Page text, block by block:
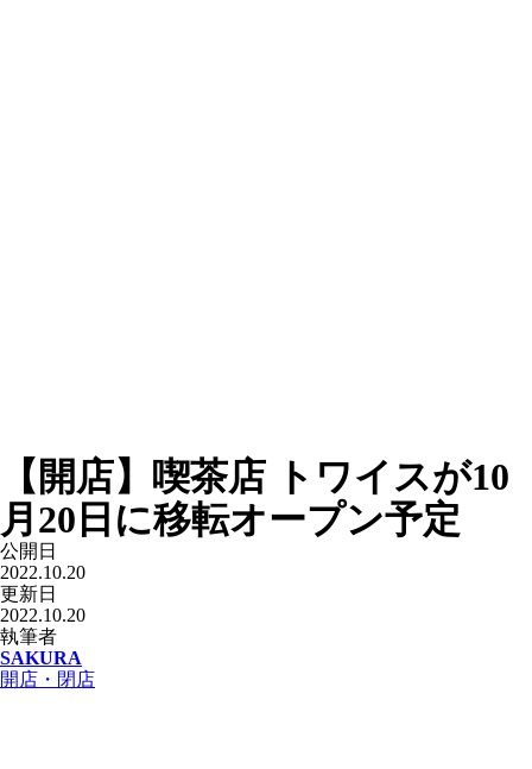
【開店】喫茶店 トワイスが10
月20日に移転オープン予定
公開日
2022.10.20
更新日
2022.10.20
執筆者
SAKURA
開店・閉店